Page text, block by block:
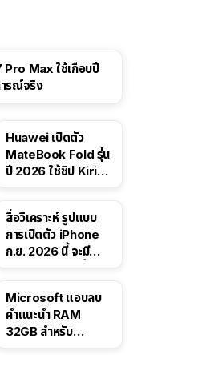
41:47
Pro Max ใช้เกือบปี
ารณ์จริง
Huawei เปิดตัว
MateBook Fold รุ่น
ปี 2026 ใช้ชิป Kirin
สื่อวิเคราะห์ รูปแบบ
การเปิดตัว iPhone
ก.ย. 2026 นี้ จะมี
Microsoft แอบลบ
คำแนะนำ RAM
32GB สำหรับ